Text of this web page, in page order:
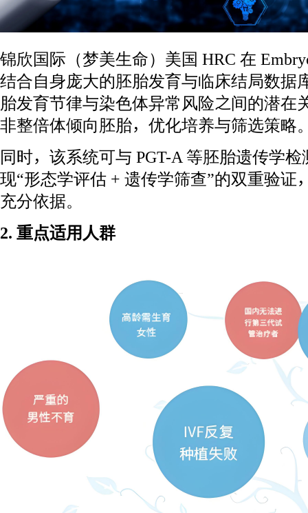
锦欣国际（梦美生命）美国 HRC 在
结合自身庞大的胚胎发育与临床结局数据
胎发育节律与染色体异常风险之间的潜在
非整倍体倾向胚胎，优化培养与筛选策略
同时，该系统可与 PGT-A 等胚胎遗传学
现“形态学评估 + 遗传学筛查”的双重验证
充分依据。
2. 重点适用人群